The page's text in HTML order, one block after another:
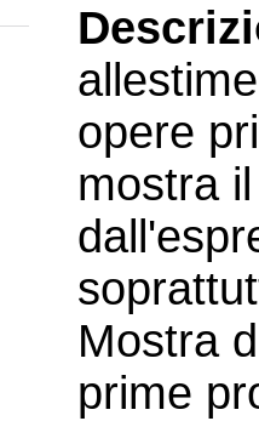
opere
mostra
Mostra
prime